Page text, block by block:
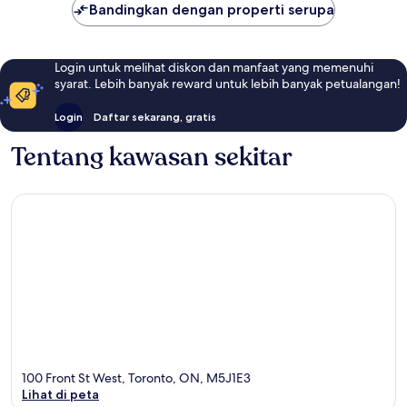
Bandingkan dengan properti serupa
Login untuk melihat diskon dan manfaat yang memenuhi
syarat. Lebih banyak reward untuk lebih banyak petualangan!
Login Daftar sekarang, gratis
Tentang kawasan sekitar
100 Front St West, Toronto, ON, M5J1E3
Lihat di peta